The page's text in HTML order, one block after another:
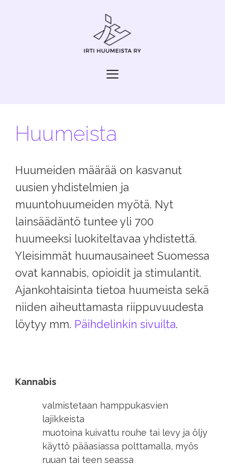
Huumeista
Huumeiden määrää on kasvanut
uusien yhdistelmien ja
muuntohuumeiden myötä. Nyt
lainsäädäntö tuntee yli 700
huumeeksi luokiteltavaa yhdistettä.
Yleisimmät huumausaineet Suomessa
ovat kannabis, opioidit ja stimulantit.
Ajankohtaisinta tietoa huumeista sekä
niiden aiheuttamasta riippuvuudesta
löytyy mm. Päihdelinkin sivuilta.
Kannabis
valmistetaan hamppukasvien
lajikkeista
muotoina kuivattu rouhe tai levy ja öljy
käyttö pääasiassa polttamalla, myös
ruuan tai teen seassa